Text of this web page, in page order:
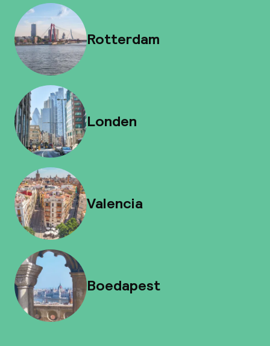
Rotterdam
Londen
Valencia
Boedapest